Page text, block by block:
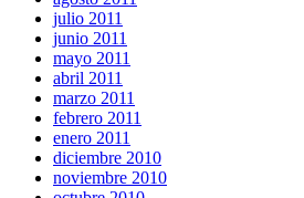
julio 2011
junio 2011
mayo 2011
abril 2011
marzo 2011
febrero 2011
enero 2011
diciembre 2010
noviembre 2010